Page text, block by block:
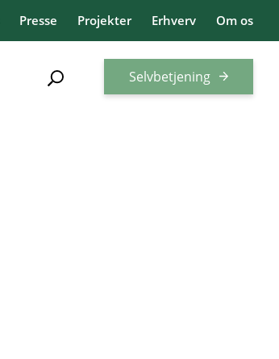
Presse Projekter Erhverv Om os
Selvbetjening